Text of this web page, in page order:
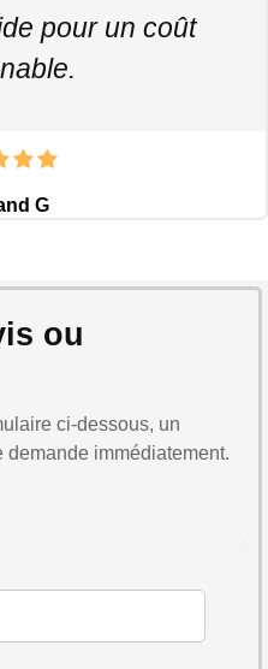
pour un coût
G
ou
ci-dessous, un
immédiatement.